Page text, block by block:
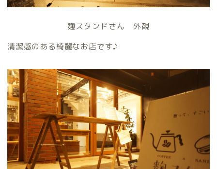
麹スタンドさん 外観
清潔感のある綺麗なお店です♪